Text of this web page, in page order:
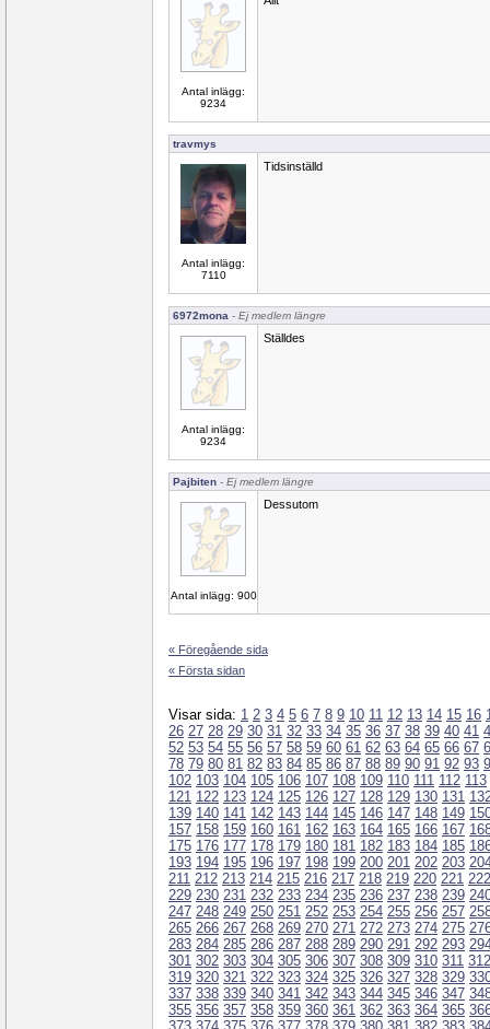
Antal inlägg:
9234
travmys
Antal inlägg:
7110
Tidsinställd
6972mona - Ej medlem längre
Antal inlägg:
9234
Ställdes
Pajbiten - Ej medlem längre
Antal inlägg: 900
Dessutom
« Föregående sida
« Första sidan
Visar sida: 1 2 3 4 5 6 7 8 9 10 11 12 13 14 15 16
26 27 28 29 30 31 32 33 34 35 36 37 38 39 40 41
52 53 54 55 56 57 58 59 60 61 62 63 64 65 66 67
78 79 80 81 82 83 84 85 86 87 88 89 90 91 92 93
102 103 104 105 106 107 108 109 110 111 112 113
121 122 123 124 125 126 127 128 129 130 131
139 140 141 142 143 144 145 146 147 148 149
157 158 159 160 161 162 163 164 165 166 167
175 176 177 178 179 180 181 182 183 184 185
193 194 195 196 197 198 199 200 201 202 203
211 212 213 214 215 216 217 218 219 220 221 222
229 230 231 232 233 234 235 236 237 238 239
247 248 249 250 251 252 253 254 255 256 257
265 266 267 268 269 270 271 272 273 274 275
283 284 285 286 287 288 289 290 291 292 293
301 302 303 304 305 306 307 308 309 310 311 312
319 320 321 322 323 324 325 326 327 328 329
337 338 339 340 341 342 343 344 345 346 347
355 356 357 358 359 360 361 362 363 364 365